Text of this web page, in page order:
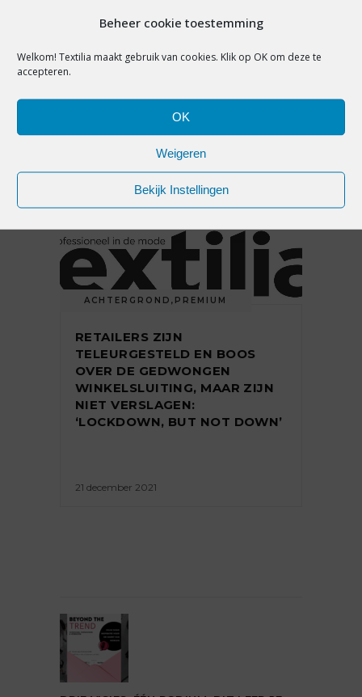
Beheer cookie toestemming
Welkom! Textilia maakt gebruik van cookies. Klik op OK om deze te
accepteren.
OK
Weigeren
Bekijk Instellingen
10 TIPS OM JE ALS
HOUDEN IN DE LOCKDOWN:
RELATIES EN JE EIGEN
ACHTERGROND , PREMIUM
RETAILERS ZIJN
TELEURGESTELD EN BOOS
OVER DE GEDWONGEN
WINKELSLUITING, MAAR ZIJN
NIET VERSLAGEN:
‘LOCKDOWN, BUT NOT DOWN’
21 december 2021